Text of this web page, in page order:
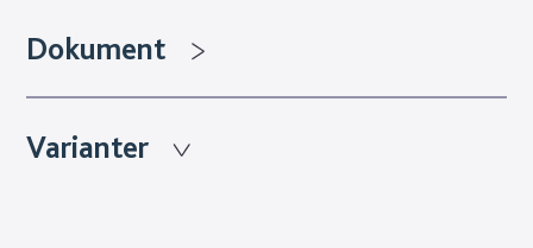
Dokument
Varianter